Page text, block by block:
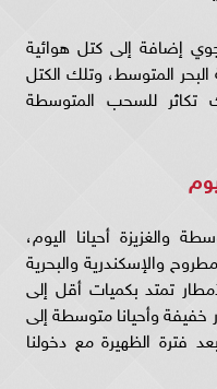
إضافة إلى كتل هوائية
المتوسط، وتلك الكتل
تكاثر للسحب المتوسطة
والغزيزة أحيانا اليوم،
والإسكندرية والبحرية
تمتد بكميات أقل إلى
وأحيانا متوسطة إلى
فترة الظهيرة مع دخولنا